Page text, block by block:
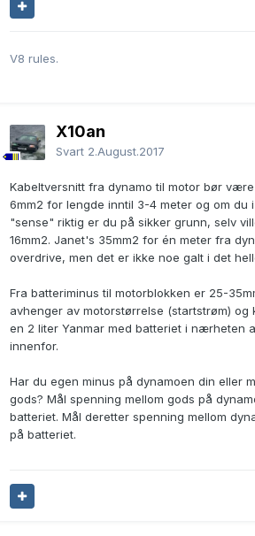
V8 rules.
X10an
Svart 2.August.2017
Kabeltversnitt fra dynamo til motor bør være
6mm2 for lengde inntil 3-4 meter og om du
"sense" riktig er du på sikker grunn, selv
16mm2. Janet's 35mm2 for én meter fra
overdrive, men det er ikke noe galt i det
Fra batteriminus til motorblokken er 25-
avhenger av motorstørrelse (startstrøm) og
en 2 liter Yanmar med batteriet i nærheten
innenfor.
Har du egen minus på dynamoen din eller
gods? Mål spenning mellom gods på
batteriet. Mål deretter spenning mellom
på batteriet.